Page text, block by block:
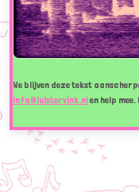
We blijven deze tekst
info@luistervink.nlen help